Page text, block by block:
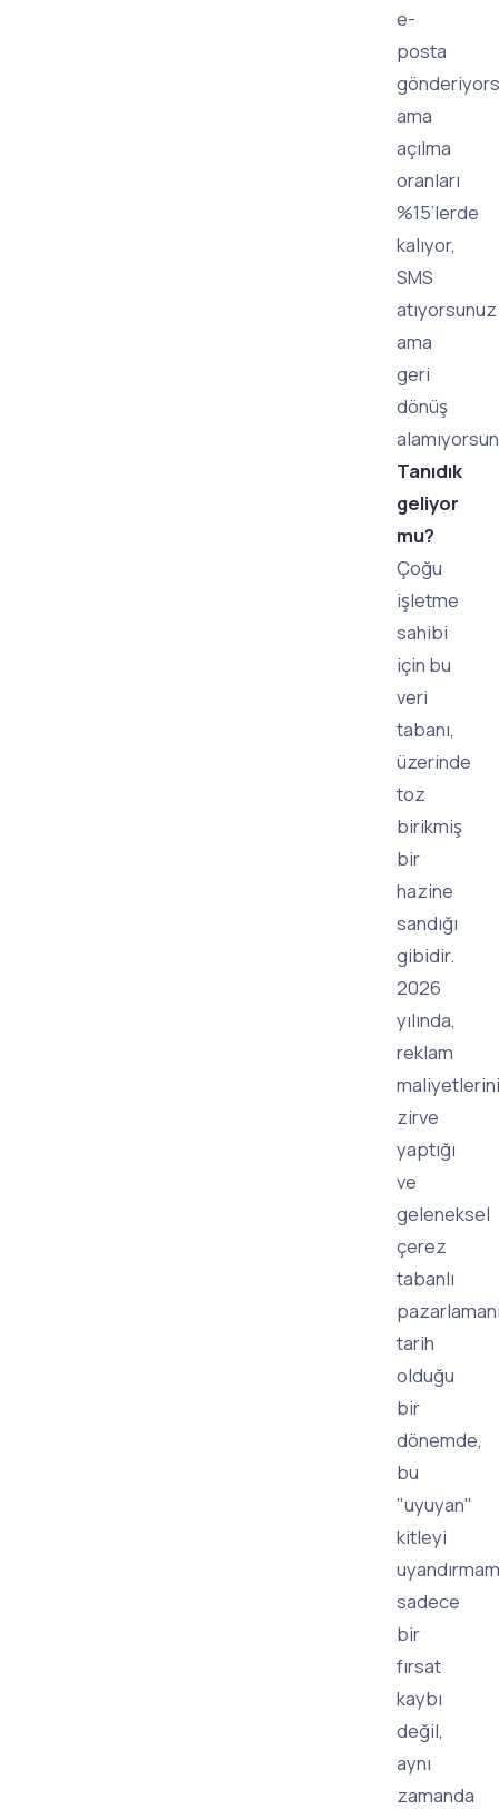
e-
posta
ama
açılma
oranları
%15’lerde
kalıyor,
SMS
atıyorsunuz
ama
geri
dönüş
Tanıdık
geliyor
mu?
Çoğu
işletme
sahibi
için bu
veri
tabanı,
üzerinde
toz
birikmiş
bir
hazine
sandığı
gibidir.
2026
yılında,
reklam
zirve
yaptığı
ve
geleneksel
çerez
tabanlı
tarih
olduğu
bir
dönemde,
bu
"uyuyan"
kitleyi
sadece
bir
fırsat
kaybı
değil,
aynı
zamanda